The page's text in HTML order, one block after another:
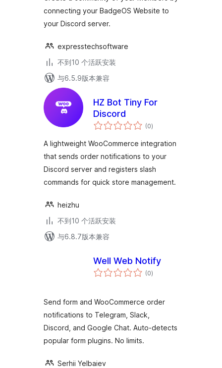
connecting your BadgeOS Website to
your Discord server.
expresstechsoftware
不到10 个活跃安装
与6.5.9版本兼容
HZ Bot Tiny For
Discord
(0总
评)
A lightweight WooCommerce integration
that sends order notifications to your
Discord server and registers slash
commands for quick store management.
heizhu
不到10 个活跃安装
与6.8.7版本兼容
Well Web Notify
(0总
评)
Send form and WooCommerce order
notifications to Telegram, Slack,
Discord, and Google Chat. Auto-detects
popular form plugins. No limits.
Serhii Yelbaiev